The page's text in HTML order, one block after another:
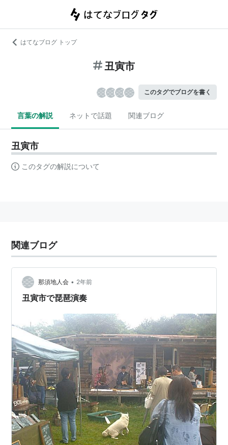
はてなブログ トップ
丑寅市
このタグでブログを書く
言葉の解説 ネットで話題 関連ブログ
丑寅市
このタグの解説について
関連ブログ
那須地人会 • 2年前
丑寅市で琵琶演奏